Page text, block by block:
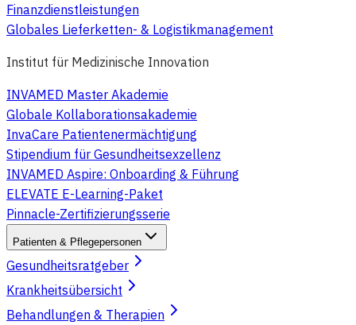
Finanzdienstleistungen
Globales Lieferketten- & Logistikmanagement
Institut für Medizinische Innovation
INVAMED Master Akademie
Globale Kollaborationsakademie
InvaCare Patientenermächtigung
Stipendium für Gesundheitsexzellenz
INVAMED Aspire: Onboarding & Führung
ELEVATE E-Learning-Paket
Pinnacle-Zertifizierungsserie
Patienten & Pflegepersonen
Gesundheitsratgeber
Krankheitsübersicht
Behandlungen & Therapien